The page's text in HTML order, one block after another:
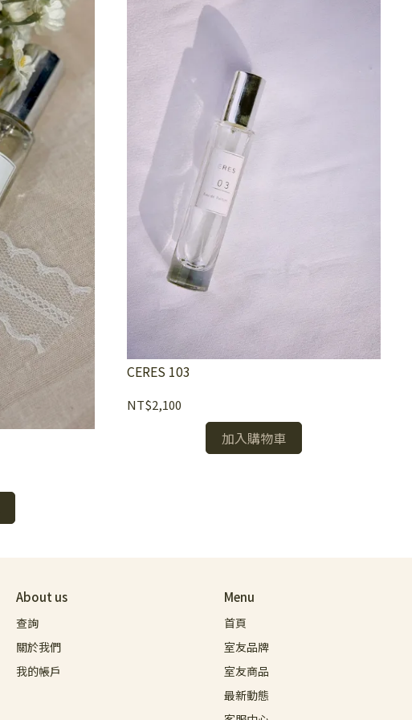
CERES 103
NT$2,100
加入購物車
About us
查詢
關於我們
我的帳戶
Menu
首頁
室友品牌
室友商品
最新動態